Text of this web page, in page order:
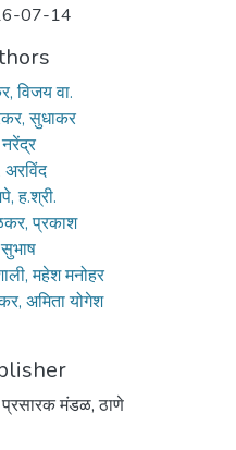
07-14
विजय वा.
सुधाकर
ह.श्री.
प्रकाश
महेश मनोहर
अमिता योगेश
प्रसारक मंडळ, ठाणे